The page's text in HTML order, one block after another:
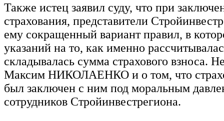
Также истец заявил суду, что при
страхования, представители
ему сокращенный вариант правил, в
указаний на то, как именно
складывалась сумма страхового взноса.
Максим НИКОЛАЕНКО и о том, что
был заключен с ним под моральным
сотрудников Стройинвестрегиона.